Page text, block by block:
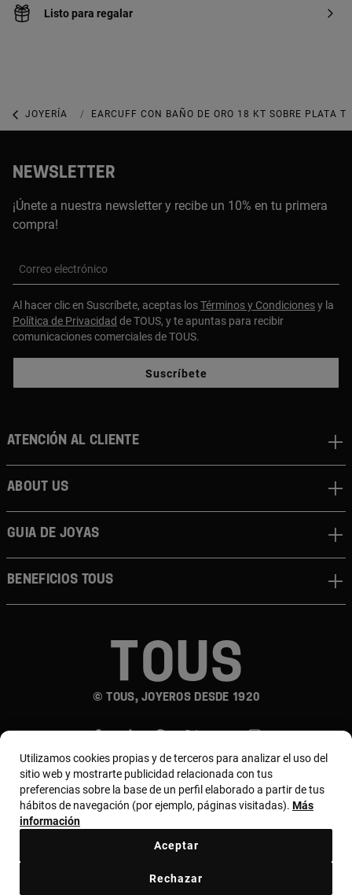
Listo para regalar
JOYERÍA JOYAS DE PLATA 925
EARCUFF CON BAÑO DE ORO 18 KT SOBRE PLATA
NEWSLETTER
¡Únete a nuestra newsletter y recibe un 10% en tu primera
compra!
Correo electrónico
Al hacer clic en Suscríbete, aceptas losTérminos y Condicionesy la
Política de Privacidad de TOUS, y te apuntas para recibir
comunicaciones comerciales de TOUS.
Suscríbete
© TOUS, JOYEROS DESDE 1920
Atención al cliente
About us
Guia de joyas
Beneficios TOUS
País y moneda:Costa Rica / US Dollar
Utilizamos cookies propias y de terceros para analizar el uso del
sitio web y mostrarte publicidad relacionada con tus
preferencias sobre la base de un perfil elaborado a partir de tus
hábitos de navegación (por ejemplo, páginas visitadas). Más
información
Rechazar
Aceptar